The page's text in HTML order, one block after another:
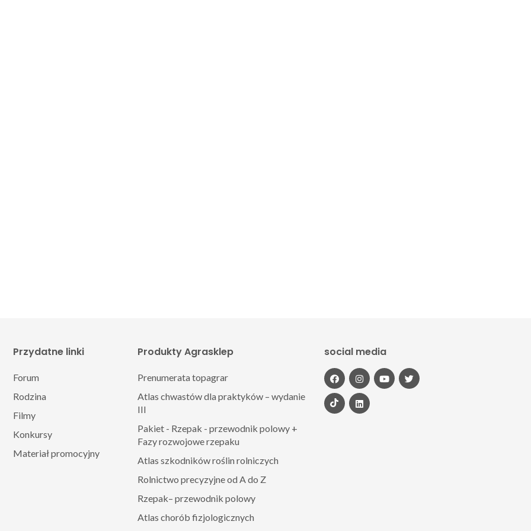
Produkty Agrasklep
Prenumerata topagrar
Atlas chwastów dla praktyków – wydanie
III
Pakiet - Rzepak - przewodnik polowy +
Fazy rozwojowe rzepaku
Atlas szkodników roślin rolniczych
Rolnictwo precyzyjne od A do Z
Rzepak– przewodnik polowy
Atlas chorób fizjologicznych
Przydatne linki
Forum
Rodzina
Filmy
Konkursy
Materiał promocyjny
social media